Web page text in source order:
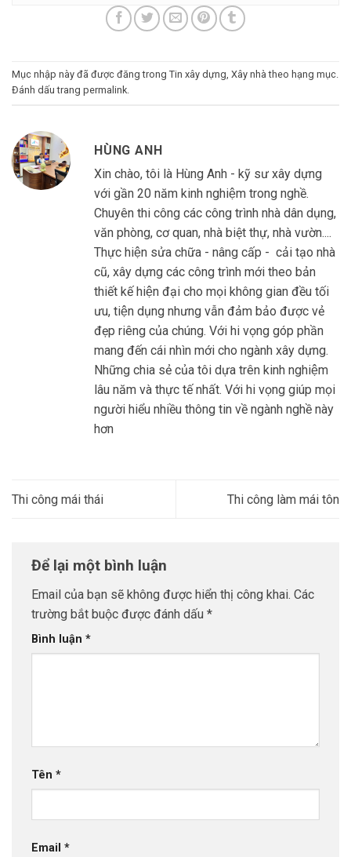
Mục nhập này đã được đăng trong Tin xây dựng Xây nhà theo hạng mục
Đánh dấu trang permalink
HÙNG ANH
Xin chào, tôi là Hùng Anh - kỹ sư xây dựng
với gần 20 năm kinh nghiệm trong nghề.
Chuyên thi công các công trình nhà dân dụng,
văn phòng, cơ quan, nhà biệt thự, nhà vườn....
Thực hiện sửa chữa - nâng cấp - cải tạo nhà
cũ, xây dựng các công trình mới theo bản
thiết kế hiện đại cho mọi không gian đều tối
ưu, tiện dụng nhưng vẫn đảm bảo được vẻ
đẹp riêng của chúng. Với hi vọng góp phần
mang đến cái nhìn mới cho ngành xây dựng.
Những chia sẻ của tôi dựa trên kinh nghiệm
lâu năm và thực tế nhất. Với hi vọng giúp mọi
người hiểu nhiều thông tin về ngành nghề này
hơn
Thi công mái thái Thi công làm mái tôn
Để lại một bình luận
Email của bạn sẽ không được hiển thị công khai. Các
trường bắt buộc được đánh dấu *
Bình luận *
Tên *
Email *